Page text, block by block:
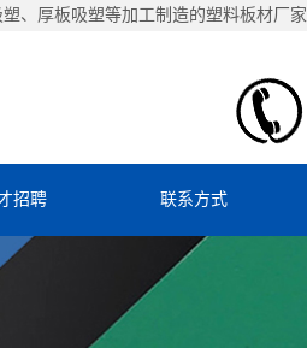
、厚板吸塑等加工制造的塑料板材厂家
招聘 联系方式